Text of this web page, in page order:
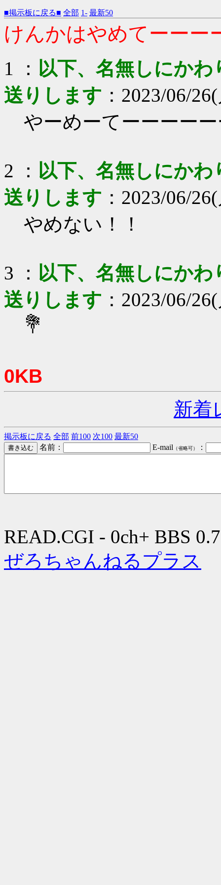
■掲示板に戻る■ 全部 1- 最新50
けんかはやめてーーー
1 ： 以下、名無しにか
送りします ：2023/06/
やーめーてーーーー
2 ： 以下、名無しにか
送りします ：2023/06/
やめない！！
3 ： 以下、名無しにか
送りします ：2023/06/
💐
0KB
新着
掲示板に戻る 全部 前100 次100 最新50
名前：
E-mail （省略可） ：
READ.CGI - 0ch+ BBS
ぜろちゃんねるプラス